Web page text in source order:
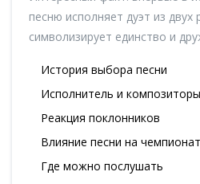
песню исполняет дуэт из двух
символизирует единство и
История выбора песни
Исполнитель и композиторы
Реакция поклонников
Влияние песни на чемпионат
Где можно послушать